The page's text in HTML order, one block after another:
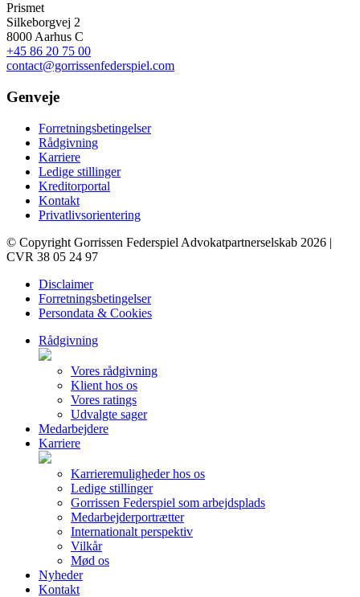
Prismet
Silkeborgvej 2
8000 Aarhus C
+45 86 20 75 00
contact@gorrissenfederspiel.com
Genveje
Forretningsbetingelser
Rådgivning
Karriere
Ledige stillinger
Kreditorportal
Kontakt
Privatlivsorientering
© Copyright Gorrissen Federspiel Advokatpartnerselskab 2026 |
CVR 38 05 24 97
Disclaimer
Forretningsbetingelser
Persondata & Cookies
Rådgivning
Vores rådgivning
Klient hos os
Vores ratings
Udvalgte sager
Medarbejdere
Karriere
Karrieremuligheder hos os
Ledige stillinger
Gorrissen Federspiel som arbejdsplads
Medarbejderportrætter
Internationalt perspektiv
Vilkår
Mød os
Nyheder
Kontakt